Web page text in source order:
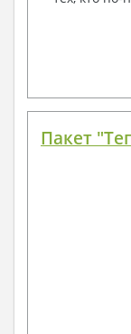
Пакет